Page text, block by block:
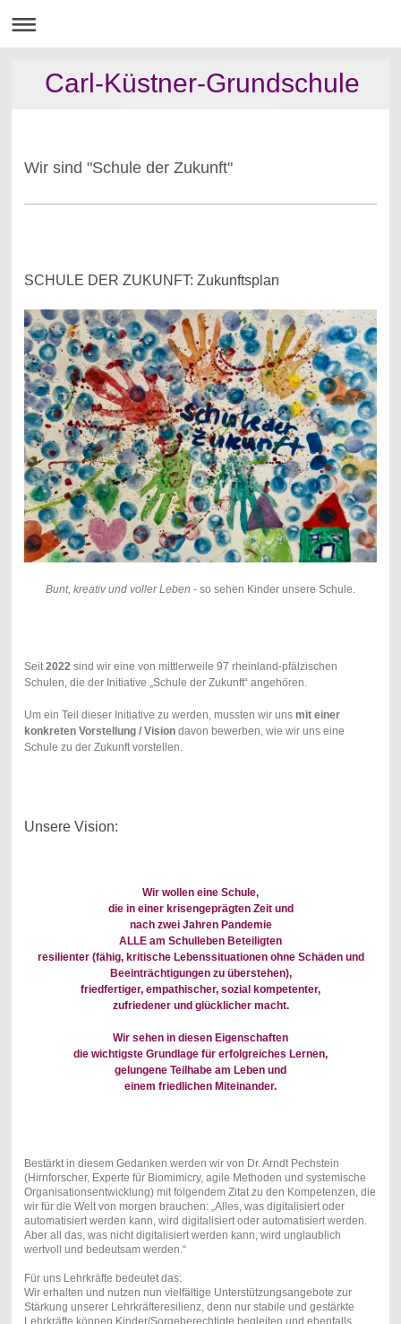
Carl-Küstner-Grundschule
Wir sind "Schule der Zukunft"
SCHULE DER ZUKUNFT: Zukunftsplan
Bunt, kreativ und voller Leben - so sehen Kinder unsere Schule.
Seit 2022 sind wir eine von mittlerweile 97 rheinland-pfälzischen
Schulen, die der Initiative „Schule der Zukunft“ angehören.
Um ein Teil dieser Initiative zu werden, mussten wir uns mit einer
konkreten Vorstellung / Visiondavon bewerben, wie wir uns eine
Schule zu der Zukunft vorstellen.
Unsere Vision:
Wir wollen eine Schule,
die in einer krisengeprägten Zeit und
nach zwei Jahren Pandemie
ALLE am Schulleben Beteiligten
resilienter (fähig, kritische Lebenssituationen ohne Schäden und
Beeinträchtigungen zu überstehen),
friedfertiger, empathischer, sozial kompetenter,
zufriedener und glücklicher macht.
Wir sehen in diesen Eigenschaften
die wichtigste Grundlage für erfolgreiches Lernen,
gelungene Teilhabe am Leben und
einem friedlichen Miteinander.
Bestärkt in diesem Gedanken werden wir von Dr. Arndt Pechstein
(Hirnforscher, Experte für Biomimicry, agile Methoden und systemische
Organisationsentwicklung) mit folgendem Zitat zu den Kompetenzen, die
wir für die Welt von morgen brauchen: „Alles, was digitalisiert oder
automatisiert werden kann, wird digitalisiert oder automatisiert werden.
Aber all das, was nicht digitalisiert werden kann, wird unglaublich
wertvoll und bedeutsam werden.“
Für uns Lehrkräfte bedeutet das:
Wir erhalten und nutzen nun vielfältige Unterstützungsangebote zur
Stärkung unserer Lehrkräfteresilienz, denn nur stabile und gestärkte
Lehrkräfte können Kinder/Sorgeberechtigte begleiten und ebenfalls